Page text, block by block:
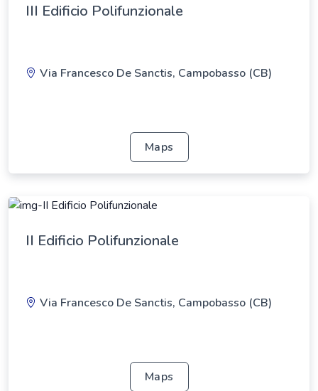
III Edificio Polifunzionale
Via Francesco De Sanctis, Campobasso (CB)
Maps
II Edificio Polifunzionale
Via Francesco De Sanctis, Campobasso (CB)
Maps